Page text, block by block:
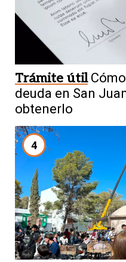
Trámite útil
deuda en San
obtenerlo
4